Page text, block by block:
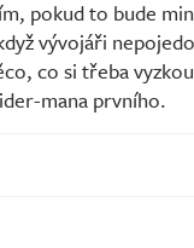
pokud to bude
vývojáři
co si třeba
mana prvního.